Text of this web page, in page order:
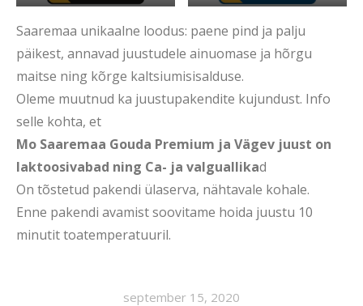
Saaremaa unikaalne loodus: paene pind ja palju
päikest, annavad juustudele ainuomase ja hõrgu
maitse ning kõrge kaltsiumisisalduse.
Oleme muutnud ka juustupakendite kujundust. Info
selle kohta, et
Mo Saaremaa Gouda Premium ja Vägev juust on
laktoosivabad ning Ca- ja valguallikad
On tõstetud pakendi ülaserva, nähtavale kohale.
Enne pakendi avamist soovitame hoida juustu 10
minutit toatemperatuuril.
september 15, 2020